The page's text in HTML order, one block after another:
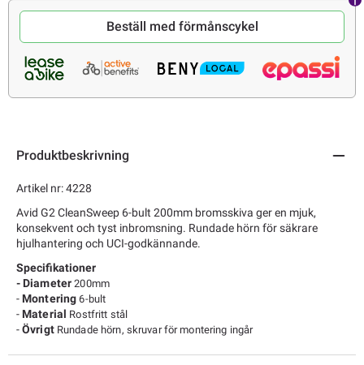
Beställ med förmånscykel
Produktbeskrivning
Artikel nr: 4228
Avid G2 CleanSweep 6-bult 200mm bromsskiva ger en mjuk,
konsekvent och tyst inbromsning. Rundade hörn för säkrare
hjulhantering och UCI-godkännande.
Specifikationer
- Diameter200mm
- Montering6-bult
- Material Rostfritt stål
-Övrigt Rundade hörn, skruvar för montering ingår